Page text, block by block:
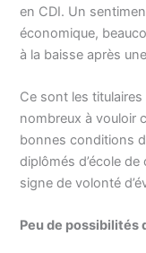
en CDI. Un
économique,
à la baisse après
Ce sont les
nombreux à vouloir
bonnes conditions
diplômés d’école
signe de volonté
Peu de possibilités